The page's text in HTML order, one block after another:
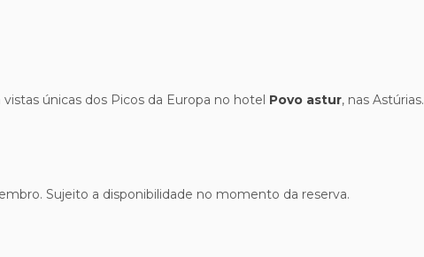
únicas dos Picos da Europa no hotel Povo astur, nas Astúrias.
Sujeito a disponibilidade no momento da reserva.